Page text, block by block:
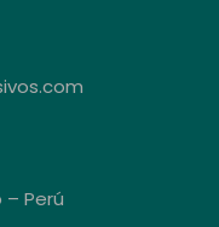
– Perú